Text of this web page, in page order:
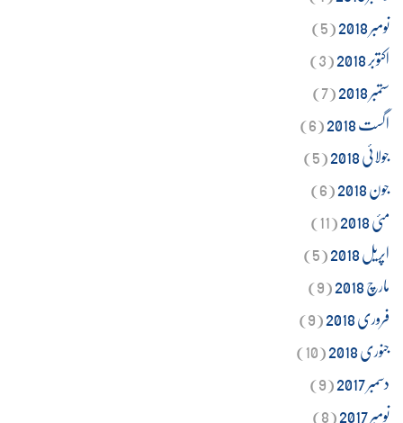
نومبر 2018
(5)
اکتوبر 2018
(3)
ستمبر 2018
(7)
اگست 2018
(6)
جولائی 2018
(5)
جون 2018
(6)
مئی 2018
(11)
اپریل 2018
(5)
مارچ 2018
(9)
فروری 2018
(9)
جنوری 2018
(10)
دسمبر 2017
(9)
نومبر 2017
(8)